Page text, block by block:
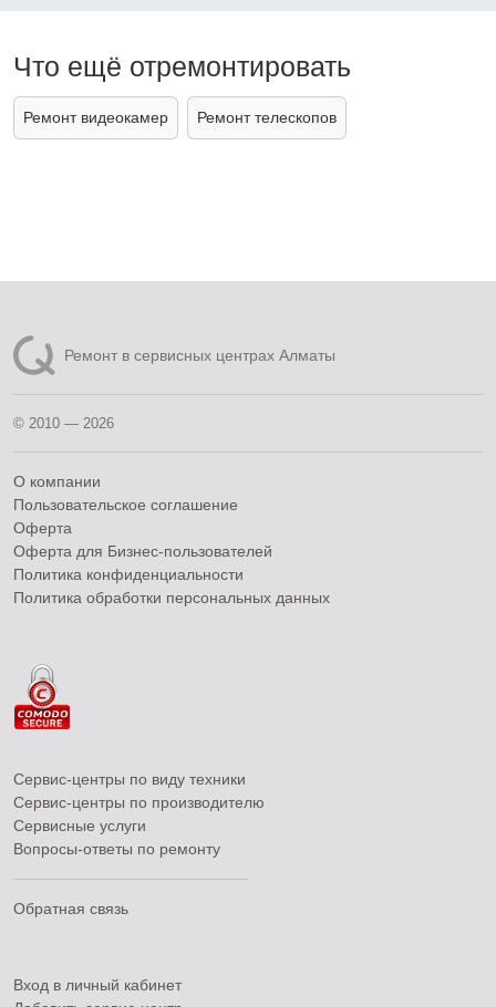
Что ещё отремонтировать
Ремонт видеокамер Ремонт телескопов
Ремонт в сервисных центрах Алматы
© 2010 — 2026
О компании
Пользовательское соглашение
Оферта
Оферта для Бизнес-пользователей
Политика конфиденциальности
Политика обработки персональных данных
Сервис-центры по виду техники
Сервис-центры по производителю
Сервисные услуги
Вопросы-ответы по ремонту
Обратная связь
Вход в личный кабинет